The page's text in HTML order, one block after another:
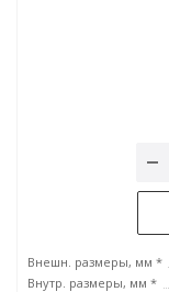
Внешн. размеры, мм *
Внутр. размеры, мм *